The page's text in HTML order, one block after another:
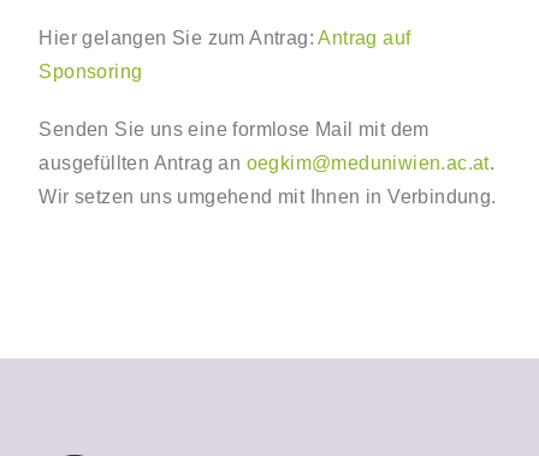
Hier gelangen Sie zum Antrag:Antrag auf
Sponsoring
Senden Sie uns eine formlose Mail mit dem
ausgefüllten Antrag an oegkim@meduniwien.ac.at.
Wir setzen uns umgehend mit Ihnen in Verbindung.